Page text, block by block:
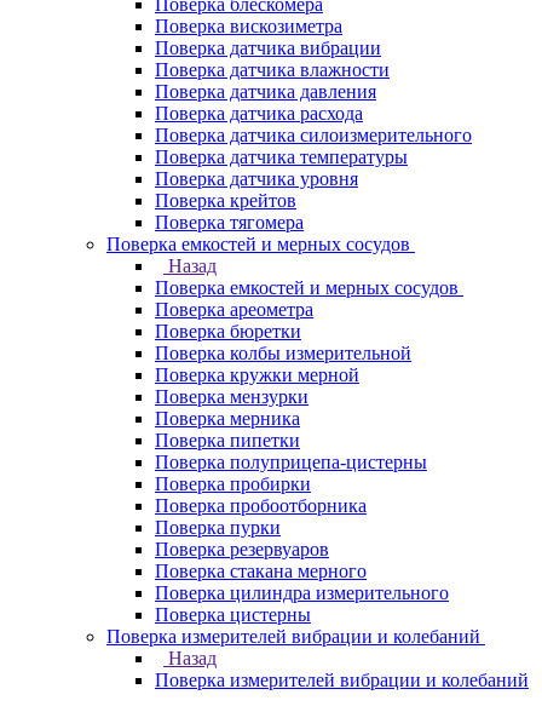
Поверка блескомера
Поверка вискозиметра
Поверка датчика вибрации
Поверка датчика влажности
Поверка датчика давления
Поверка датчика расхода
Поверка датчика силоизмерительного
Поверка датчика температуры
Поверка датчика уровня
Поверка крейтов
Поверка тягомера
Поверка емкостей и мерных сосудов
Назад
Поверка емкостей и мерных сосудов
Поверка ареометра
Поверка бюретки
Поверка колбы измерительной
Поверка кружки мерной
Поверка мензурки
Поверка мерника
Поверка пипетки
Поверка полуприцепа-цистерны
Поверка пробирки
Поверка пробоотборника
Поверка пурки
Поверка резервуаров
Поверка стакана мерного
Поверка цилиндра измерительного
Поверка цистерны
Поверка измерителей вибрации и колебаний
Назад
Поверка измерителей вибрации и колебаний